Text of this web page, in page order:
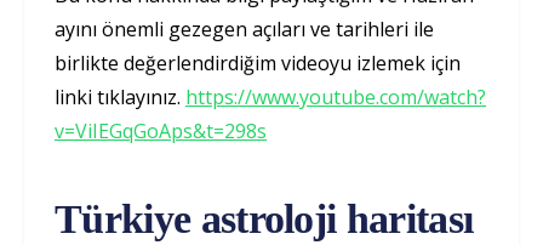
ayını önemli gezegen açıları ve tarihleri ile
birlikte değerlendirdiğim videoyu izlemek için
linki tıklayınız. https://www.youtube.com/watch?
v=ViIEGqGoAps&t=298s
Türkiye astroloji haritası